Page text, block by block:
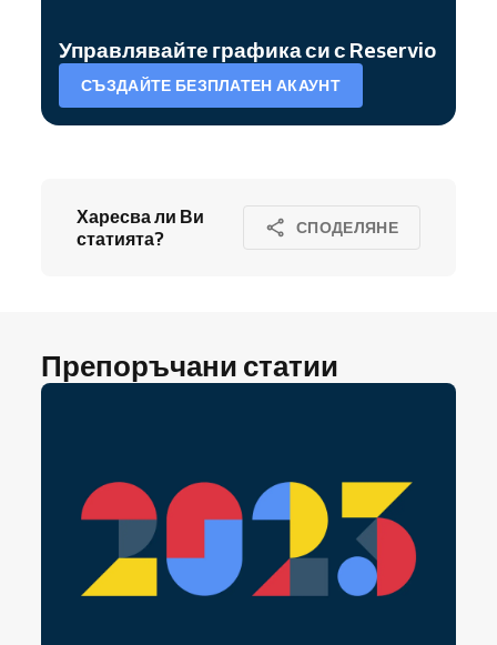
Управлявайте графика си с Reservio
СЪЗДАЙТЕ БЕЗПЛАТЕН АКАУНТ
Харесва ли Ви
статията?
СПОДЕЛЯНЕ
Препоръчани статии